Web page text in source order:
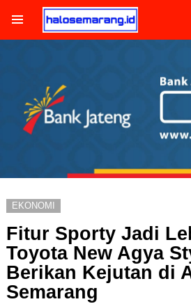
EKONOMI
Fitur Sporty Jadi
Toyota New Agya
Berikan Kejutan di
Semarang